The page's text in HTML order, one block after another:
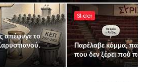
απέφυγε το
Slider
Παρέλαβε κόμμα,
που δεν ξέρει πού πάει